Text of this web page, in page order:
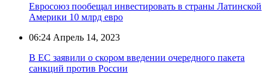
Евросоюз пообещал инвестировать в страны Латинской
Америки 10 млрд евро
06:24 Апрель 14, 2023
В ЕС заявили о скором введении очередного пакета
санкций против России